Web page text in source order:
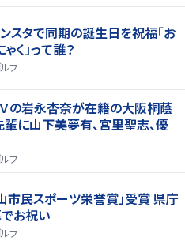
スタで同期の誕生日を祝福「お
く」って誰？
フ
の岩永杏奈が在籍の大阪桐蔭
輩に山下美夢有、宮里聖志、優
フ
市民スポーツ栄誉賞」受賞 県庁
お祝い
フ